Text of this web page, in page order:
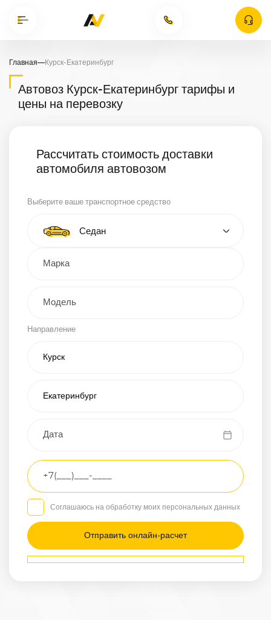
Главная—Курск-Екатеринбург
Автовоз Курск-Екатеринбург тарифы и
цены на перевозку
Рассчитать стоимость доставки
автомобиля автовозом
Выберите ваше транспортное средство
Тип автомобиля
Седан
Кроссовер
Грузовой
Другое
Направление
Транспортное
средство
Седан
—
Маршрут
Курск —
Соглашаюсь на обработку моих персональных данных